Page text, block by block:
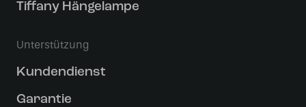
Tiffany Hängelampe
Unterstützung
Kundendienst
Garantie